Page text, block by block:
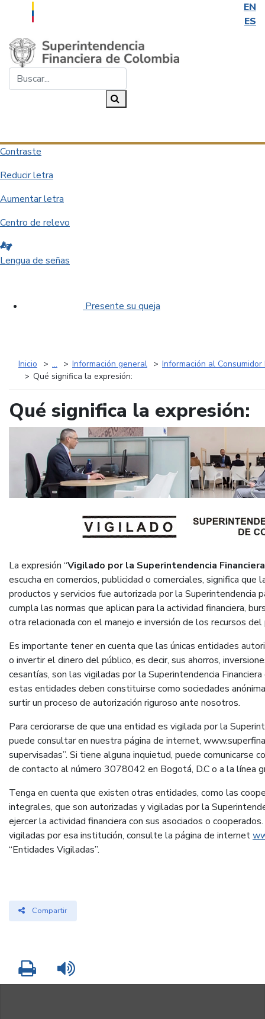
EN
ES
Saltar al contenido principal
Contraste
Reducir letra
Aumentar letra
Centro de relevo
Lengua de señas
Presente su queja
Inicio ... Información general
Información al Consumidor
Qué significa la expresión:
Qué significa la expresión:
La expresión “Vigilado por la Superintendencia
escucha en comercios, publicidad o comerciales, significa
productos y servicios fue autorizada por la Superintendencia
cumpla las normas que aplican para la actividad financiera,
otra relacionada con el manejo e inversión de los recursos del
Es importante tener en cuenta que las únicas entidades
o invertir el dinero del público, es decir, sus ahorros,
cesantías, son las vigiladas por la Superintendencia
estas entidades deben constituirse como sociedades
surtir un proceso de autorización riguroso ante nosotros.
Para cerciorarse de que una entidad es vigilada por la
puede consultar en nuestra página de internet,
supervisadas”. Si tiene alguna inquietud, puede comunicarse
de contacto al número 3078042 en Bogotá, D.C o a la
Tenga en cuenta que existen otras entidades, como las
integrales, que son autorizadas y vigiladas por la
ejercer la actividad financiera con sus asociados o
vigiladas por esa institución, consulte la página de internet
“Entidades Vigiladas”.
Compartir
Imprimir